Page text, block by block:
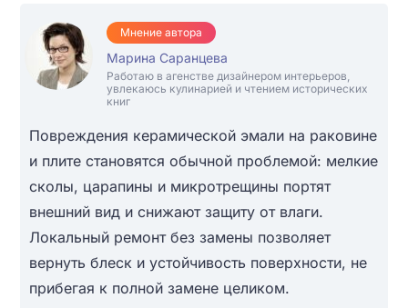
Мнение автора
Марина Саранцева
Работаю в агенстве дизайнером интерьеров,
увлекаюсь кулинарией и чтением исторических
книг
Повреждения керамической эмали на раковине
и плите становятся обычной проблемой: мелкие
сколы, царапины и микротрещины портят
внешний вид и снижают защиту от влаги.
Локальный ремонт без замены позволяет
вернуть блеск и устойчивость поверхности, не
прибегая к полной замене целиком.